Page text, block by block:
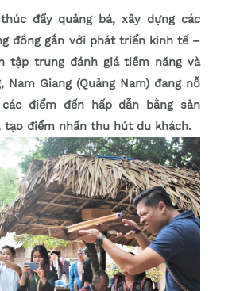
đẩy quảng bá, xây dựng các
đồng gắn với phát triển kinh tế –
tập trung đánh giá tiềm năng và
Nam Giang (Quảng Nam) đang nỗ
điểm đến hấp dẫn bằng sản
tạo điểm nhấn thu hút du khách.